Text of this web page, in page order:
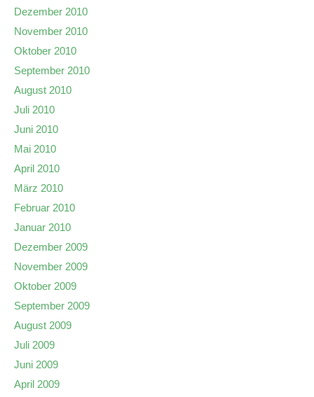
Dezember 2010
November 2010
Oktober 2010
September 2010
August 2010
Juli 2010
Juni 2010
Mai 2010
April 2010
März 2010
Februar 2010
Januar 2010
Dezember 2009
November 2009
Oktober 2009
September 2009
August 2009
Juli 2009
Juni 2009
April 2009